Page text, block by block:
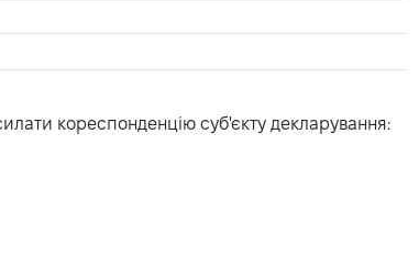
кореспонденцію суб'єкту декларування: